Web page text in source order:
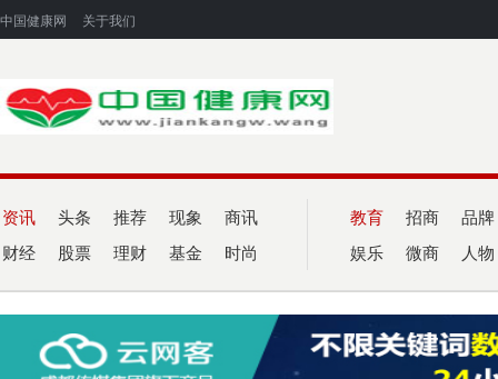
中国健康网 关于我们
资讯 头条 推荐 现象 商讯
财经 股票 理财 基金 时尚
教育 招商 品牌
娱乐 微商 人物